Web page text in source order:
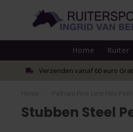
Home Ruiter
Verzenden vanaf 60 euro
Stubben Steel